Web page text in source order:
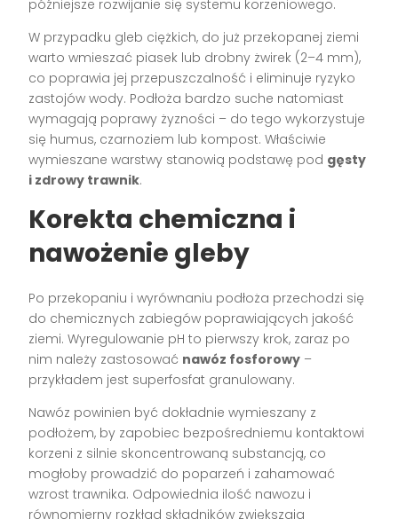
późniejsze rozwijanie się systemu korzeniowego.
W przypadku gleb ciężkich, do już przekopanej ziemi
warto wmieszać piasek lub drobny żwirek (2–4 mm),
co poprawia jej przepuszczalność i eliminuje ryzyko
zastojów wody. Podłoża bardzo suche natomiast
wymagają poprawy żyzności – do tego wykorzystuje
się humus, czarnoziem lub kompost. Właściwie
wymieszane warstwy stanowią podstawę pod gęsty
i zdrowy trawnik.
Korekta chemiczna i
nawożenie gleby
Po przekopaniu i wyrównaniu podłoża przechodzi się
do chemicznych zabiegów poprawiających jakość
ziemi. Wyregulowanie pH to pierwszy krok, zaraz po
nim należy zastosować nawóz fosforowy –
przykładem jest superfosfat granulowany.
Nawóz powinien być dokładnie wymieszany z
podłożem, by zapobiec bezpośredniemu kontaktowi
korzeni z silnie skoncentrowaną substancją, co
mogłoby prowadzić do poparzeń i zahamować
wzrost trawnika. Odpowiednia ilość nawozu i
równomierny rozkład składników zwiększają